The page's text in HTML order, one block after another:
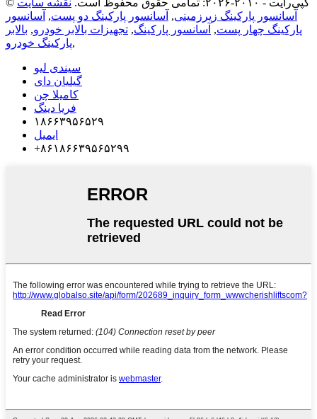
© کپی‌رایت - ۲۰۱۰-۲۰۲۶: تمامی حقوق محفوظ است.
نقشه سایت
آسانسور پارکینگ زیرزمینی, آسانسور پارکینگ دو پست, آسانسور
پارکینگ چهار پست, آسانسور پارکینگ, تجهیزات بالابر خودرو, بالابر
پارکینگ خودرو,
سیندی لیو
گیلیان دای
کامیلا چن
فریا دینگ
۱۸۶۶۳۹۵۶۵۲۹
ایمیل
‎+۸۶۱۸۶۶۳۹۵۶۵۲۹۹‎